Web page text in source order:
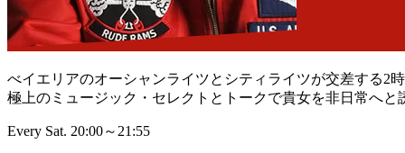
べイエリアのオーシャンライツとシティライツが交差する2時
極上のミュージック・セレクトとトークで貴女を非日常へと
Every Sat. 20:00～21:55